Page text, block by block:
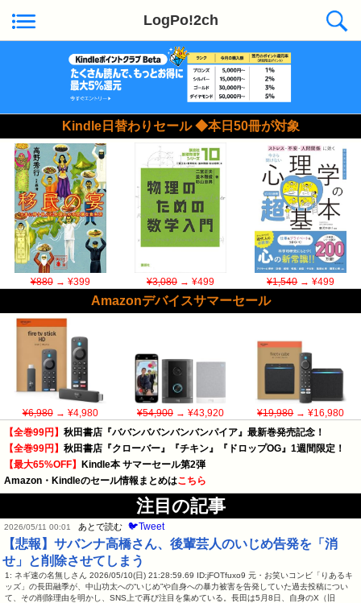
LogPo!2ch
Kindle日替わりセール ◆本日50冊が対象
¥880→ ¥399 ¥3,080→ ¥499 ¥1,540→ ¥499
Amazonデバイスサマーセール
¥6,980→ ¥4,980 ¥54,900→ ¥43,920 ¥19,980→ ¥16,980
【全巻99円】 秋田書店『ババンババンバンバンパイア』最新巻発売記念！
【全巻99円】 秋田書店『クローバー』『チキン』『ドロップOG』1週間限定！
【最大65%OFF】
Kindle本 サマーセール第2弾
Amazon・Kindleのセール情報まとめはこちら
注目の記事
2026/05/11 00:01 あとで読む 🐦Tweet
【悲報】サバンナ高橋さん、後輩芸人のいじめ告発を「消
せ」と削除させてしまう
1: ネギ速の名無しさん 2026/05/10(日) 21:28:59.69 ID:jFOTfuxo9 元・お笑いコンビ「りあるキ
ッズ」の長田融季が、中山功太への“いじめ”や自身への暴力被害を告発していた過去投稿につい
て、その削除理由を明かし、SNS上で再び注目を集めている。長田は5月8日、自身のX（旧